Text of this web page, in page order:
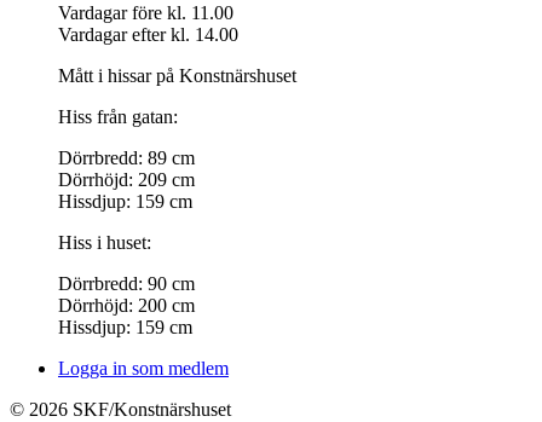
Vardagar före kl. 11.00
Vardagar efter kl. 14.00
Mått i hissar på Konstnärshuset
Hiss från gatan:
Dörrbredd: 89 cm
Dörrhöjd: 209 cm
Hissdjup: 159 cm
Hiss i huset:
Dörrbredd: 90 cm
Dörrhöjd: 200 cm
Hissdjup: 159 cm
Logga in som medlem
© 2026 SKF/Konstnärshuset